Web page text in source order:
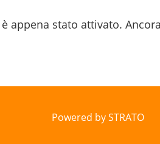
appena stato attivato.
Powered by STRATO